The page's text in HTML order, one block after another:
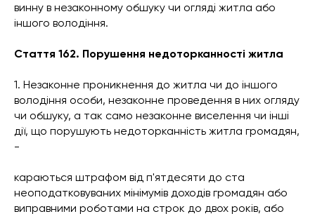
винну в незаконному обшуку чи огляді житла або
іншого володіння.
Стаття 162. Порушення недоторканності житла
1. Незаконне проникнення до житла чи до іншого
володіння особи, незаконне проведення в них огляду
чи обшуку, а так само незаконне виселення чи інші
дії, що порушують недоторканність житла громадян,
-
караються штрафом від п'ятдесяти до ста
неоподатковуваних мінімумів доходів громадян або
виправними роботами на строк до двох років, або